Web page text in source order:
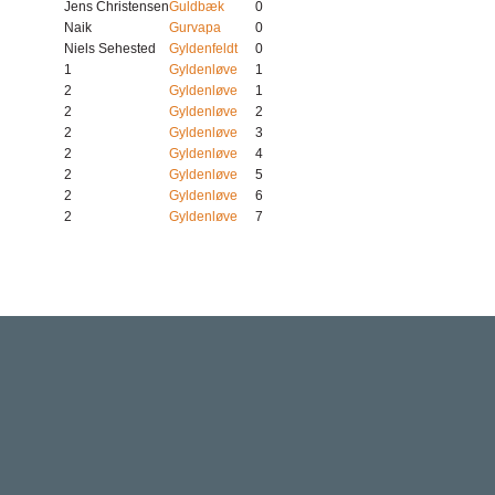
Jens ChristensenGuldbæk
0
Naik
Gurvapa
0
Niels Sehested
Gyldenfeldt
0
1
Gyldenløve
1
2
Gyldenløve
1
2
Gyldenløve
2
2
Gyldenløve
3
2
Gyldenløve
4
2
Gyldenløve
5
2
Gyldenløve
6
2
Gyldenløve 7